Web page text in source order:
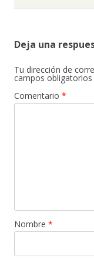
Deja una
Tu dirección de
campos
Comentario *
Nombre *